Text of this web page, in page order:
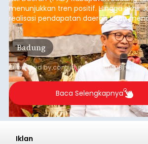
menunjukkan tren positif. Hingga akhir
realisasi pendapatan daerah telah
Rp4,1 triliun atau rata-rata sekitar
per bulan, meningkat signifikan
rata-rata penerimaan sebelumnya
Rp350 miliar hingga Rp400 miliar per
Badung
Submitted bycontributor Sun, 08/09/
Baca Selengkapnya
Iklan